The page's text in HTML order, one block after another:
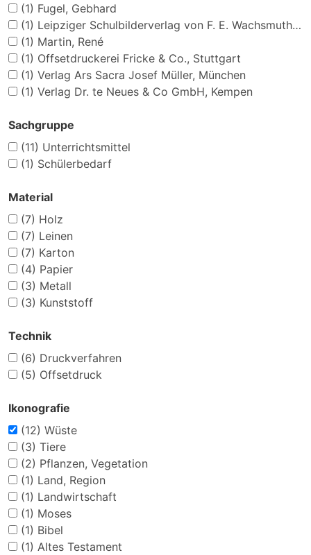
(1) Fugel, Gebhard
(1) Leipziger Schulbilderverlag von F. E. Wachsmuth, Leipzig
(1) Martin, René
(1) Offsetdruckerei Fricke & Co., Stuttgart
(1) Verlag Ars Sacra Josef Müller, München
(1) Verlag Dr. te Neues & Co GmbH, Kempen
Sachgruppe
(11) Unterrichtsmittel
(1) Schülerbedarf
Material
(7) Holz
(7) Leinen
(7) Karton
(4) Papier
(3) Metall
(3) Kunststoff
Technik
(6) Druckverfahren
(5) Offsetdruck
Ikonografie
(12) Wüste
(3) Tiere
(2) Pflanzen, Vegetation
(1) Land, Region
(1) Landwirtschaft
(1) Moses
(1) Bibel
(1) Altes Testament